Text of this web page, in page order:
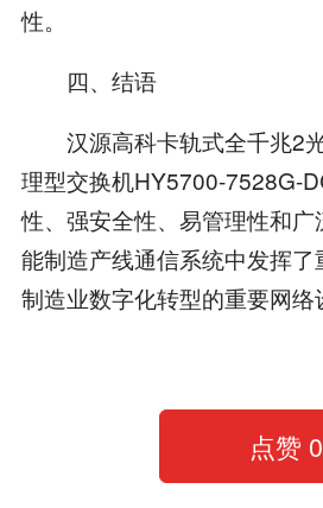
性。
四、结语
汉源高科卡轨式全千兆2
理型交换机HY5700-7528G-
性、强安全性、易管理性和
能制造产线通信系统中发挥
制造业数字化转型的重要网络
点赞 0